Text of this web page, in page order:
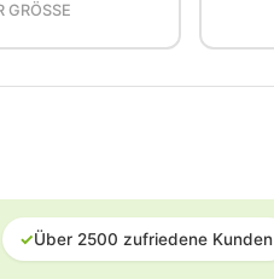
✓Über 2500 zufriedene Kunden